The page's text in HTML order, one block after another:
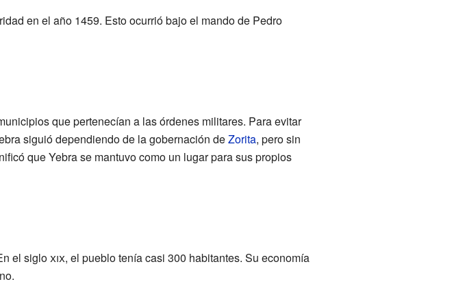
en el año 1459. Esto ocurrió bajo el mando de Pedro
que pertenecían a las órdenes militares. Para evitar
siguió dependiendo de la gobernación deZorita, pero sin
que Yebra se mantuvo como un lugar para sus propios
el sigloxix, el pueblo tenía casi 300 habitantes. Su economía